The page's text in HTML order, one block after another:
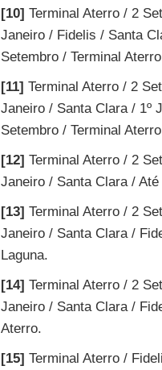
[10] Terminal Aterro / 2
Janeiro / Fidelis / Santa
Setembro / Terminal
[11] Terminal Aterro / 2
Janeiro / Santa Clara / 1º
Setembro / Terminal
[12] Terminal Aterro / 2
Janeiro / Santa Clara /
[13] Terminal Aterro / 2
Janeiro / Santa Clara /
Laguna.
[14] Terminal Aterro / 2
Janeiro / Santa Clara /
Aterro.
[15] Terminal Aterro /